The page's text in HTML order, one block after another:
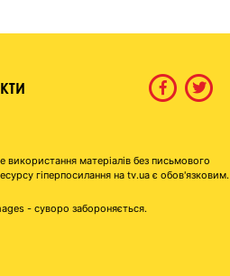
матеріалів без письмового
гіперпосилання на tv.ua є обов'язковим.
- суворо забороняється.